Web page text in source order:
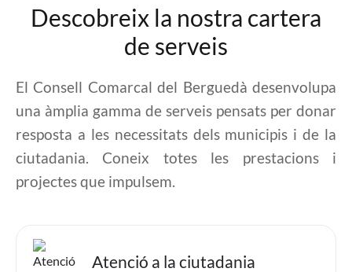
Descobreix la nostra cartera
de serveis
El Consell Comarcal del Berguedà desenvolupa
una àmplia gamma de serveis pensats per donar
resposta a les necessitats dels municipis i de la
ciutadania. Coneix totes les prestacions i
projectes que impulsem.
Atenció a la ciutadania
Imatge